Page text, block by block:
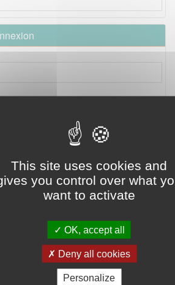
This site uses cookies and
you control over what
want to activate
OK, accept all
Deny all cookies
Personalize
*
je reconnais avoir lu laPolitique de
la Politique de confidentialité et je
les CGU.